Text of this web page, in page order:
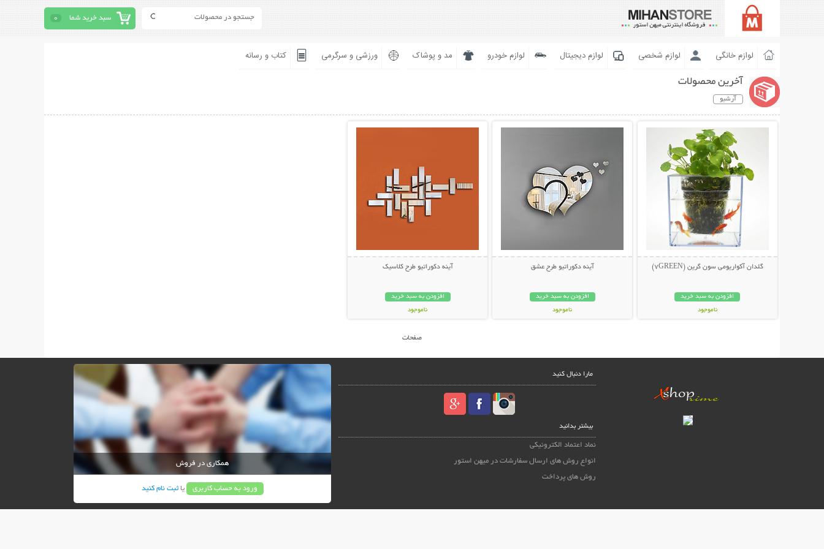
سبد خرید شما 0
لوازم خانگی لوازم شخصی لوازم دیجیتال لوازم خودرو مد و پوشاک ورزشی و سرگرمی کتاب و رسانه
آخرین محصولات
آرشیو
گلدان آکواریومی سون گرین (7GREEN)
افزودن به سبد خرید
ناموجود
آینه دکوراتیو طرح عشق
افزودن به سبد خرید
ناموجود
آینه دکوراتیو طرح کلاسیک
افزودن به سبد خرید
ناموجود
صفحات
مارا دنبال کنید
بیشتر بدانید
نماد اعتماد الکترونیکی
انواع روش های ارسال سفارشات در میهن استور
روش های پرداخت
همکاری در فروش
ورود به حساب کاربری یاثبت نام کنید